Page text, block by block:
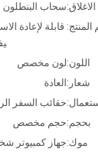
سحاب البنطلون
قابلة لإعادة
اللون:لون مخصص
شعار:العادة
حقائب السفر
بحجم:حجم مخصص
موك:جهاز كمبيوتر